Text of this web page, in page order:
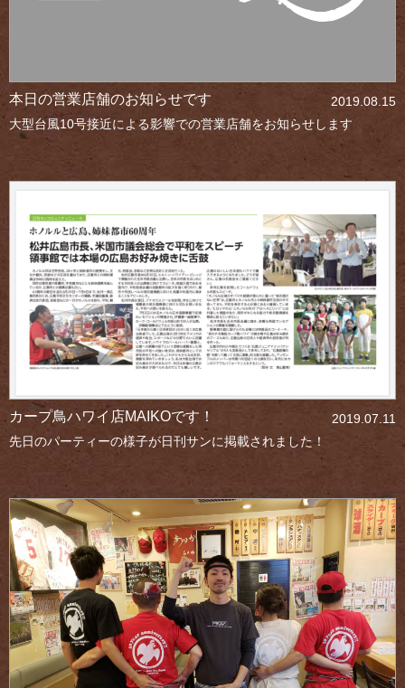
2019.08.15
本日の営業店舗のお知らせです
大型台風10号接近による影響での営業店舗をお知らせします
2019.07.11
カープ鳥ハワイ店MAIKOです！
先日のパーティーの様子が日刊サンに掲載されました！